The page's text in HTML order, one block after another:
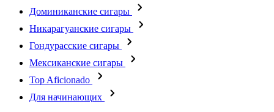
Доминиканские сигары
Никарагуанские сигары
Гондурасские сигары
Мексиканские сигары
Top Aficionado
Для начинающих